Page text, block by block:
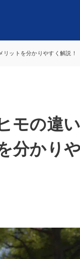
リットを分かりやすく解説！
モの違
分かり